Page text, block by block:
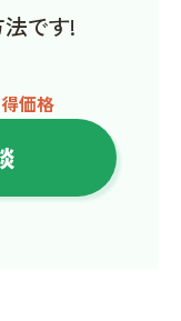
です!
価格